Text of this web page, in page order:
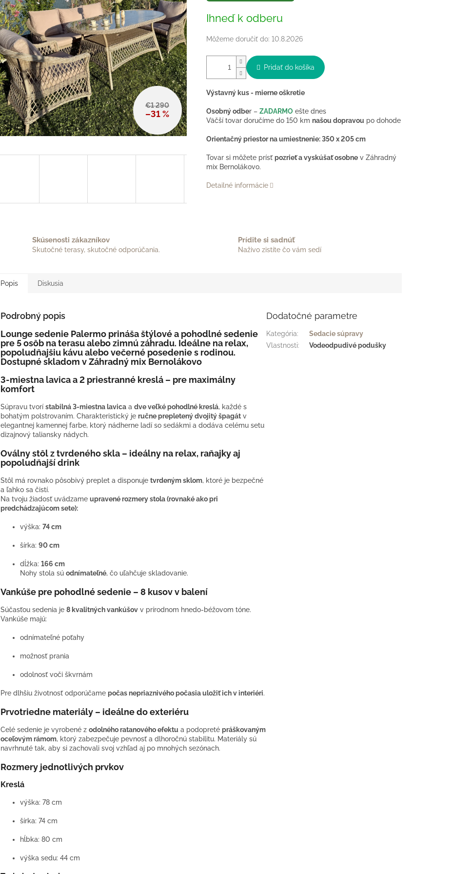
€1 290
–31 %
Ihneď k odberu
Môžeme doručiť do: 10.8.2026
Pridať do košíka
Výstavný kus - mierne oškretie
Osobný odber – ZADARMOešte dnes
Väčší tovar doručíme do 150 km našou dopravou po dohode
Orientačný priestor na umiestnenie: 350 x 205 cm
Tovar si môžete prísťpozrieť a vyskúšať osobnev Záhradný
mix Bernolákovo.
Detailné informácie
Skúsenosti zákazníkov
Skutočné terasy, skutočné odporúčania.
Prídite si sadnúť
Naživo zistíte čo vám sedí
Popis Diskusia
Podrobný popis
Lounge sedenie Palermo prináša štýlové a pohodlné sedenie
pre 5 osôb na terasu alebo zimnú záhradu. Ideálne na relax,
popoludňajšiu kávu alebo večerné posedenie s rodinou.
Dostupné skladom v Záhradný mix Bernolákovo
3-miestna lavica a 2 priestranné kreslá – pre maximálny
komfort
Súpravu tvorí stabilná 3-miestna lavica a dve veľké pohodlné kreslá, každé s
bohatým polstrovaním. Charakteristický je ručne prepletený dvojitý špagát v
elegantnej kamennej farbe, ktorý nádherne ladí so sedákmi a dodáva celému setu
dizajnový taliansky nádych.
Oválny stôl z tvrdeného skla – ideálny na relax, raňajky aj
popoludňajší drink
Stôl má rovnako pôsobivý preplet a disponuje tvrdeným sklom, ktoré je bezpečné
a ľahko sa čistí.
Na tvoju žiadosť uvádzame upravené rozmery stola (rovnaké ako pri
predchádzajúcom sete):
výška: 74 cm
šírka: 90 cm
dĺžka: 166 cm
Nohy stola sú odnímateľné, čo uľahčuje skladovanie.
Vankúše pre pohodlné sedenie – 8 kusov v balení
Súčasťou sedenia je 8 kvalitných vankúšov v prírodnom hnedo-béžovom tóne.
Vankúše majú:
odnímateľné poťahy
možnosť prania
odolnosť voči škvrnám
Pre dlhšiu životnosť odporúčame počas nepriaznivého počasia uložiť ich v interiéri.
Prvotriedne materiály – ideálne do exteriéru
Celé sedenie je vyrobené z odolného ratanového efektu a podopreté práškovaným
oceľovým rámom, ktorý zabezpečuje pevnosť a dlhoročnú stabilitu. Materiály sú
navrhnuté tak, aby si zachovali svoj vzhľad aj po mnohých sezónach.
Rozmery jednotlivých prvkov
Kreslá
výška: 78 cm
šírka: 74 cm
hĺbka: 80 cm
výška sedu: 44 cm
Dodatočné parametre
Kategória:
Sedacie súpravy
Vlastnosti: Vodeodpudivé podušky